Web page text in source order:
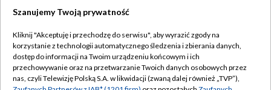
TVP
Abonament TVP
Emisja w TVP
Regulamin TVP
Szanujemy Twoją prywatność
Kliknij "Akceptuję i przechodzę do serwisu", aby wyrazić zgody na
korzystanie z technologii automatycznego śledzenia i zbierania danych,
dostęp do informacji na Twoim urządzeniu końcowym i ich
przechowywanie oraz na przetwarzanie Twoich danych osobowych przez
nas, czyli Telewizję Polską S.A. w likwidacji (zwaną dalej również „TVP”),